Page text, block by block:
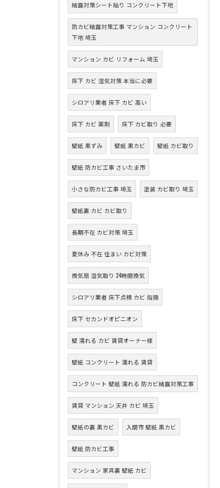
結露対策シート貼り コンクリート下地
防カビ結露対策工事 マンション コンクリート
下地 埼玉
マンション カビ リフォーム 埼玉
床下 カビ 湿気対策 本当に必要
シロアリ業者 床下 カビ 高い
床下 カビ 薬剤 床下 カビ取り 必要
壁紙 黒ずみ 壁紙 黒カビ 壁紙 カビ取り
壁紙 防カビ工事 さいたま市
小さな防カビ工事 埼玉 塗装 カビ取り 埼玉
壁紙裏 カビ カビ取り
長期不在 カビ対策 埼玉
夏休み 不在 住まい カビ対策
換気扇 湿気取り 24時間換気
シロアリ業者 床下点検 カビ 指摘
床下 セカンドオピニオン
壁 濡れる カビ 賃貸オーナー様
壁紙 コンクリート 濡れる 賃貸
コンクリート 壁紙 濡れる 防カビ結露対策工事
賃貸 マンション 天井 カビ 埼玉
壁紙の裏 黒カビ 入間市 壁紙 黒カビ
壁紙 防カビ工事
マンション 家具裏 壁紙 カビ